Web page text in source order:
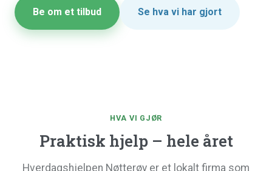
Be om et tilbud Se hva vi har gjort
HVA VI GJØR
Praktisk hjelp – hele året
Hverdagshjelpen Nøtterøy er et lokalt firma som